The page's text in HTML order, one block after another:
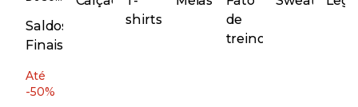
a 20 de
Saldos
Finais
Até
-50%
shirts
de
treino